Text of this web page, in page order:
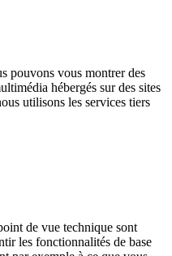
pouvons vous montrer des
hébergés sur des sites
utilisons les services tiers
de vue technique sont
les fonctionnalités de base